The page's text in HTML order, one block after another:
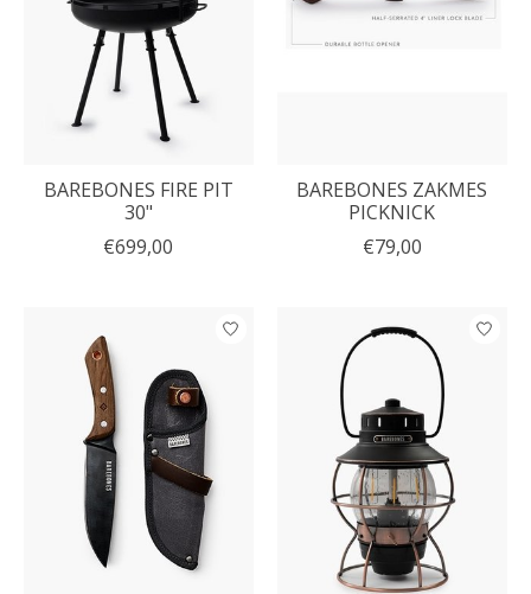
BAREBONES FIRE PIT
30"
€699,00
BAREBONES ZAKMES
PICKNICK
€79,00